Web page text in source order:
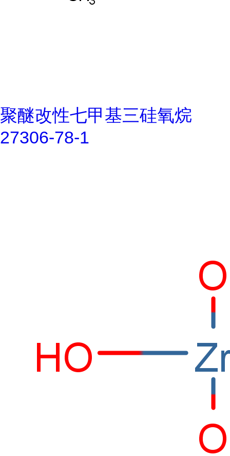
聚醚改性七甲基三硅氧烷
27306-78-1